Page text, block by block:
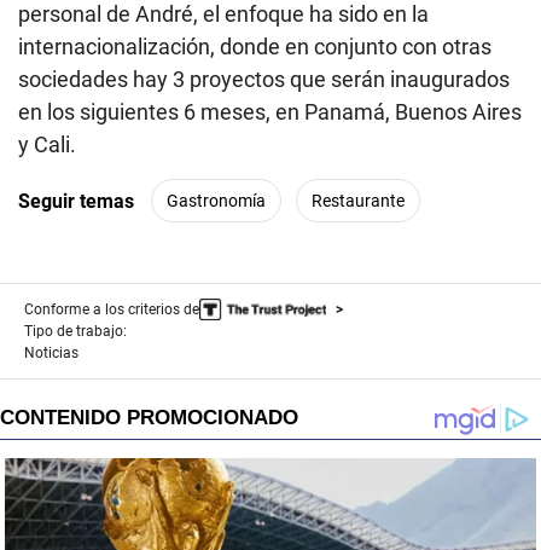
personal de André, el enfoque ha sido en la
internacionalización, donde en conjunto con otras
sociedades hay 3 proyectos que serán inaugurados
en los siguientes 6 meses, en Panamá, Buenos Aires
y Cali.
Seguir temas Gastronomía Restaurante
Conforme a los criterios de
Tipo de trabajo:
Noticias